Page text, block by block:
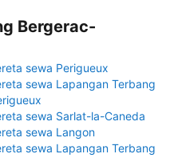
Bergerac-
sewa Perigueux
sewa Lapangan Terbang
sewa Sarlat-la-Caneda
sewa Langon
sewa Lapangan Terbang